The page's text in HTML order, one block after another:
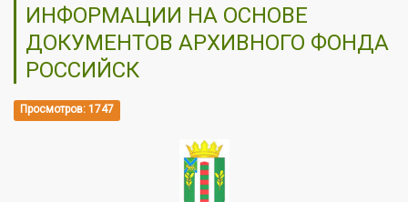
ИНФОРМАЦИИ НА ОСНОВЕ
ДОКУМЕНТОВ АРХИВНОГО ФОНДА
РОССИЙСК
Просмотров: 1747